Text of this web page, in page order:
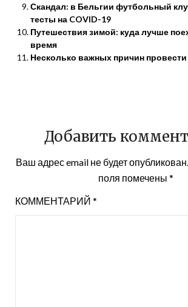
Скандал: в Бельгии футбольный
тесты на COVID-19
Путешествия зимой: куда лучше
время
Несколько важных причин провести
Добавить
Ваш адрес email не будет опубликован.
поля помечены *
КОММЕНТАРИЙ *